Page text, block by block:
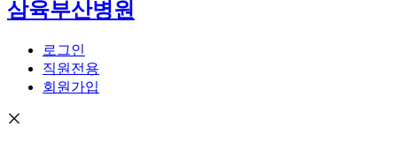
삼육부산병원
로그인
직원전용
회원가입